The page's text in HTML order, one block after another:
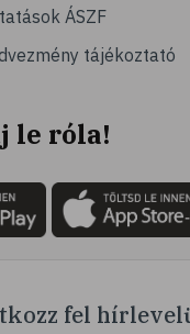
ÁSZF
tájékoztató
le róla!
fel